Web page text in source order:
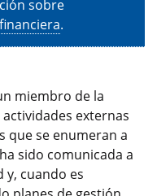
sobre
.
miembro de la
externas
que se enumeran a
sido comunicada a
y, cuando es